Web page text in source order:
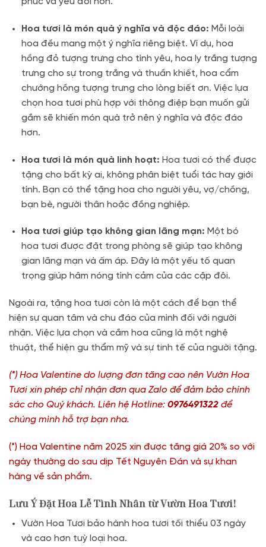
Hoa tươi là món quà ý nghĩa và độc đáo: Mỗi loài
hoa đều mang một ý nghĩa riêng biệt. Ví dụ, hoa
hồng đỏ tượng trưng cho tình yêu, hoa ly trắng tượng
trưng cho sự trong trắng và thuần khiết, hoa cẩm
chướng hồng tượng trưng cho lòng biết ơn. Việc lựa
chọn hoa tươi phù hợp với thông điệp bạn muốn gửi
gắm sẽ khiến món quà trở nên ý nghĩa và độc đáo
hơn.
Hoa tươi là món quà linh hoạt: Hoa tươi có thể được
tặng cho bất kỳ ai, không phân biệt tuổi tác hay giới
tính. Bạn có thể tặng hoa cho người yêu, vợ/chồng,
bạn bè, người thân hoặc đồng nghiệp.
Hoa tươi giúp tạo không gian lãng mạn: Một bó
hoa tươi được đặt trong phòng sẽ giúp tạo không
gian lãng mạn và ấm áp. Đây là một yếu tố quan
trọng giúp hâm nóng tình cảm của các cặp đôi.
Ngoài ra, tặng hoa tươi còn là một cách để bạn thể
hiện sự quan tâm và chu đáo của mình đối với người
nhận. Việc lựa chọn và cắm hoa cũng là một nghệ
thuật, thể hiện gu thẩm mỹ và sự tinh tế của người tặng.
(*) Hoa Valentine do lượng đơn tăng cao nên Vườn Hoa
Tươi xin phép chỉ nhận đơn qua Zalo để đảm bảo chính
sác cho Quý khách. Liên hệ Hotline: 0976491322 để
chúng mình hỗ trợ bạn nha.
(*) Hoa Valentine năm 2025 xin được tăng giá 20% so với
ngày thường do sau dịp Tết Nguyên Đán và sự khan
hàng về sản phẩm.
Lưu Ý Đặt Hoa Lễ Tình Nhân từ Vườn Hoa Tươi!
Vườn Hoa Tươi bảo hành hoa tươi tối thiểu 03 ngày
và cao hơn tuỳ loại hoa.